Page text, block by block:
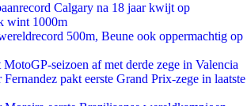
Calgary na 18 jaar kwijt op
wint 1000m
500m, Beune ook oppermachtig op
seizoen af met derde zege in Valencia
pakt eerste Grand Prix-zege in laatste